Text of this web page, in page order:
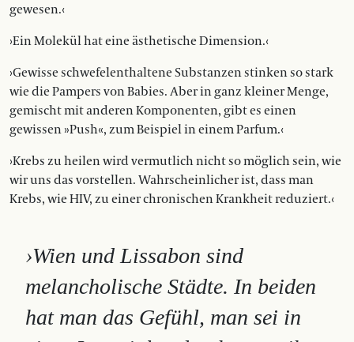
gewesen.‹
›Ein Molekül hat eine ästhetische Dimension.‹
›Gewisse schwefelenthaltene Substanzen stinken so stark
wie die Pampers von Babies. Aber in ganz kleiner Menge,
gemischt mit anderen Komponenten, gibt es einen
gewissen »Push«, zum Beispiel in einem Parfum.‹
›Krebs zu heilen wird vermutlich nicht so möglich sein, wie
wir uns das vorstellen. Wahrscheinlicher ist, dass man
Krebs, wie HIV, zu einer chronischen Krankheit reduziert.‹
›Wien und Lissabon sind
melancholische Städte. In beiden
hat man das Gefühl, man sei in